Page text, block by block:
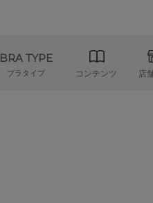
BRA TYPE
ブラタイプ コンテンツ 店